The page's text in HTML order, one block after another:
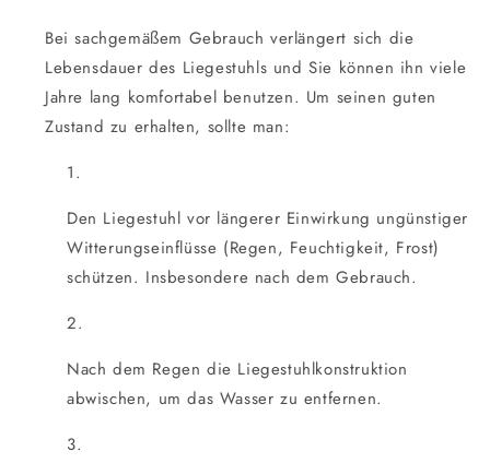
Bei sachgemäßem Gebrauch verlängert sich die
Lebensdauer des Liegestuhls und Sie können ihn viele
Jahre lang komfortabel benutzen. Um seinen guten
Zustand zu erhalten, sollte man:
Den Liegestuhl vor längerer Einwirkung ungünstiger
Witterungseinflüsse (Regen, Feuchtigkeit, Frost)
schützen. Insbesondere nach dem Gebrauch.
Nach dem Regen die Liegestuhlkonstruktion
abwischen, um das Wasser zu entfernen.